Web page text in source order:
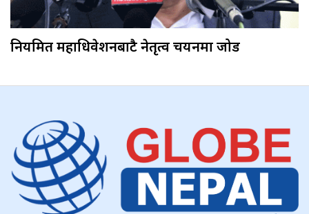
नियमित महाधिवेशनबाटै नेतृत्व चयनमा जोड